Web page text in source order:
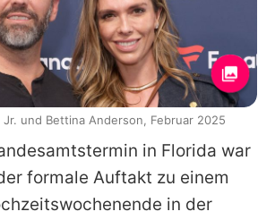
in Florida war
formale Auftakt zu einem
in der
Jr. und Bettina Anderson, Februar 2025